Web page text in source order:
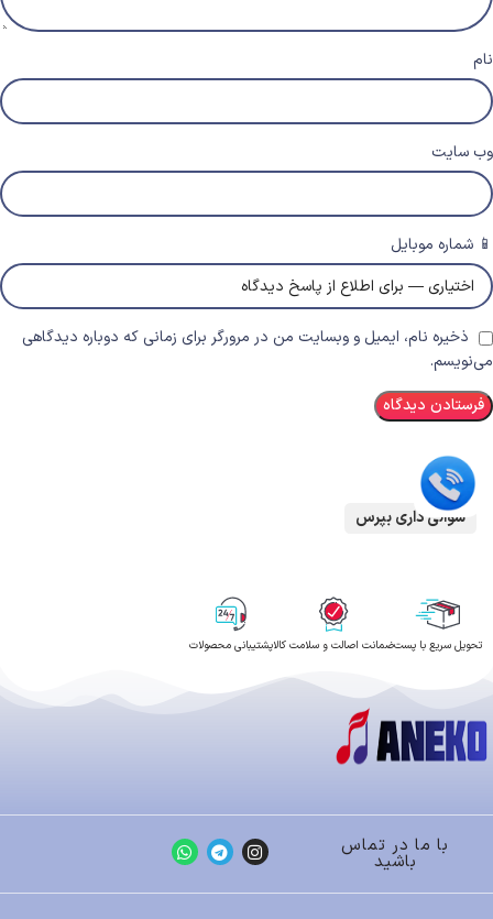
نام
وب‌ سایت
📱 شماره موبایل
ذخیره نام، ایمیل و وبسایت من در مرورگر برای زمانی که دوباره دیدگاهی
می‌نویسم.
سوالی داری بپرس
تحویل سریع با پستضمانت اصالت و سلامت کالاپشتیبانی محصولات
با ما در تماس
باشید